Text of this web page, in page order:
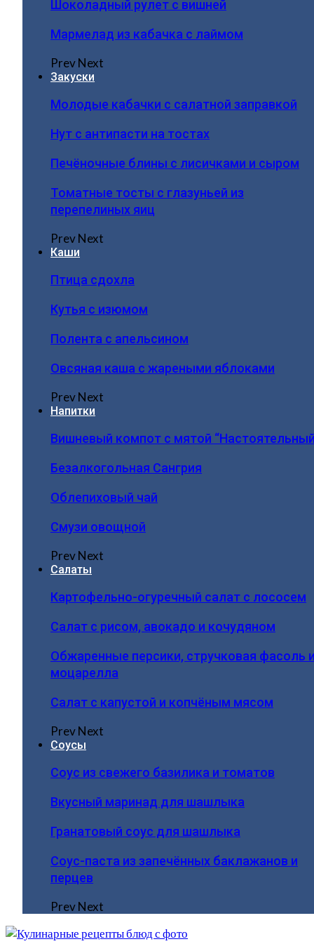
Шоколадный рулет с вишней
Мармелад из кабачка с лаймом
PrevNext
Закуски
Молодые кабачки с салатной заправкой
Нут с антипасти на тостах
Печёночные блины с лисичками и сыром
Томатные тосты с глазуньей из
перепелиных яиц
PrevNext
Каши
Птица сдохла
Кутья с изюмом
Полента с апельсином
Овсяная каша с жареными яблоками
PrevNext
Напитки
Вишневый компот с мятой
Безалкогольная Сангрия
Облепиховый чай
Смузи овощной
PrevNext
Салаты
Картофельно-огуречный салат с лососем
Салат с рисом, авокадо и кочудяном
Обжаренные персики, стручковая фасоль
моцарелла
Салат с капустой и копчёным мясом
PrevNext
Соусы
Соус из свежего базилика и томатов
Вкусный маринад для шашлыка
Гранатовый соус для шашлыка
Соус-паста из запечённых баклажанов и
перцев
PrevNext